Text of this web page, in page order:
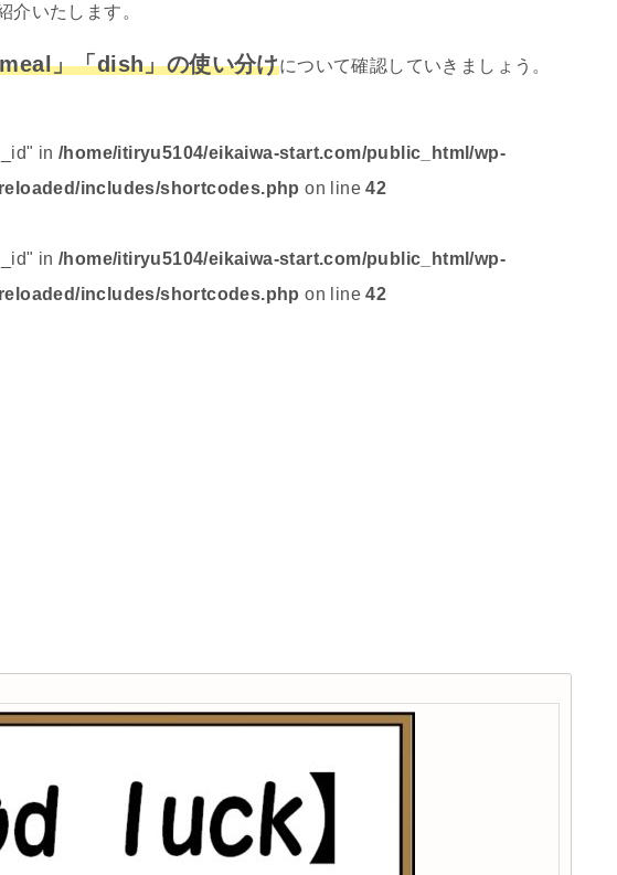
介いたします。
」「dish」の使い分けについて確認していきましょう。
in/home/itiryu5104/eikaiwa-start.com/public_html/wp-
includes/shortcodes.php on line42
in/home/itiryu5104/eikaiwa-start.com/public_html/wp-
includes/shortcodes.php on line42